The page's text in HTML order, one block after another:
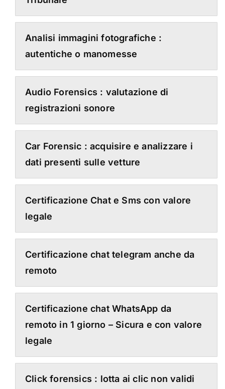
Analisi immagini fotografiche :
autentiche o manomesse
Audio Forensics : valutazione di
registrazioni sonore
Car Forensic : acquisire e analizzare i
dati presenti sulle vetture
Certificazione Chat e Sms con valore
legale
Certificazione chat telegram anche da
remoto
Certificazione chat WhatsApp da
remoto in 1 giorno – Sicura e con valore
legale
Click forensics : lotta ai clic non validi